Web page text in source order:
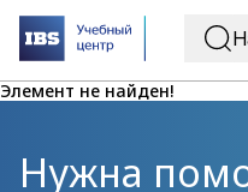
Элемент не найден!
Нужна